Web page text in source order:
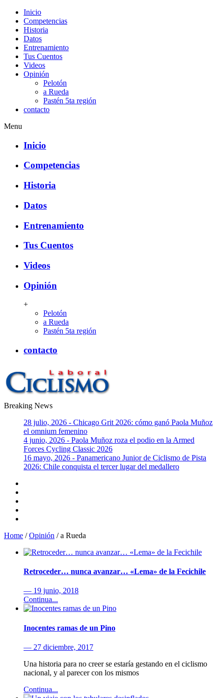
Inicio
Competencias
Historia
Datos
Entrenamiento
Tus Cuentos
Videos
Opinión
Pelotón
a Rueda
Pastén 5ta región
contacto
Menu
Inicio
Competencias
Historia
Datos
Entrenamiento
Tus Cuentos
Videos
Opinión
+
Pelotón
a Rueda
Pastén 5ta región
contacto
CiclismoLaboral
Breaking News
28 julio, 2026 - Chicago Grit 2026: cómo ganó Paola Muñoz
el omnium femenino
4 junio, 2026 - Paola Muñoz roza el podio en la Armed
Forces Cycling Classic 2026
16 mayo, 2026 - Panamericano Junior de Ciclismo de Pista
2026: Chile conquista el tercer lugar del medallero
Home /Opinión /a Rueda
Retroceder… nunca avanzar… «Lema» de la Fecichile
— 19 junio, 2018
Continua...
Inocentes ramas de un Pino
— 27 diciembre, 2017
Una historia para no creer se estaría gestando en el ciclismo
nacional, y al parecer con los mismos
Continua...